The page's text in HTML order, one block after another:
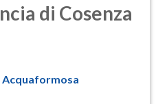
di Cosenza
Acquaformosa